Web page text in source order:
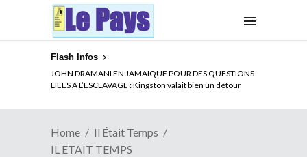
Flash Infos
JOHN DRAMANI EN JAMAIQUE POUR DES QUESTIONS
LIEES A L’ESCLAVAGE : Kingston valait bien un détour
Home
Il Était Temps
IL ETAIT TEMPS